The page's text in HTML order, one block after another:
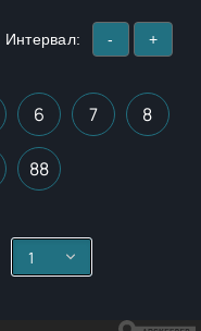
Интервал: - +
6 7 8
88